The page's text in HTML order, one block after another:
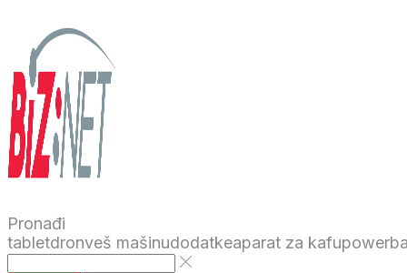
Pronađi
tabletdronveš mašinudodatkeaparat za kafu